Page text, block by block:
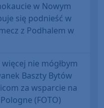
w Nowym
się podnieść w
z Podhalem w
nie mógłbym
Baszty Bytów
za wsparcie na
(FOTO)